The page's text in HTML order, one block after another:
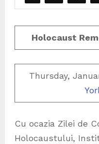
Holocaust
Thursday,
Cu ocazia Zilei de
Holocaustului,